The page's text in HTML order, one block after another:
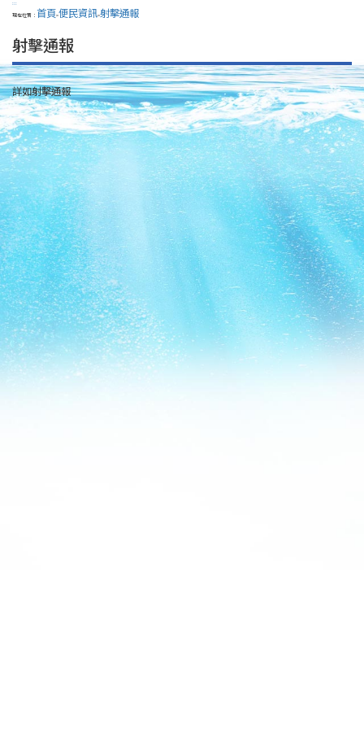
:::
現在位置： 首頁>便民資訊>射擊通報
射擊通報
詳如射擊通報